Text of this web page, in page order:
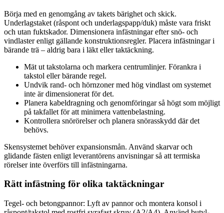
Börja med en genomgång av takets bärighet och skick.
Underlagstaket (råspont och underlagspapp/duk) måste vara friskt
och utan fuktskador. Dimensionera infästningar efter snö- och
vindlaster enligt gällande konstruktionsregler. Placera infästningar i
bärande trä – aldrig bara i läkt eller taktäckning.
Mät ut takstolarna och markera centrumlinjer. Förankra i
takstol eller bärande regel.
Undvik rand- och hörnzoner med hög vindlast om systemet
inte är dimensionerat för det.
Planera kabeldragning och genomföringar så högt som möjligt
på takfallet för att minimera vattenbelastning.
Kontrollera snörörelser och planera snörasskydd där det
behövs.
Skensystemet behöver expansionsmån. Använd skarvar och
glidande fästen enligt leverantörens anvisningar så att termiska
rörelser inte överförs till infästningarna.
Rätt infästning för olika taktäckningar
Tegel- och betongpannor: Lyft av pannor och montera konsol i